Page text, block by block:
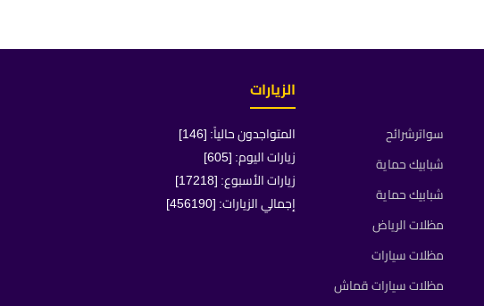
سواترشرائح
شبابيك حماية
شبابيك حماية
مظلات الرياض
مظلات سيارات
مظلات سيارات قماش
الزيارات
المتواجدون حالياً: [146]
زيارات اليوم: [605]
زيارات الأسبوع: [17218]
إجمالي الزيارات: [456190]